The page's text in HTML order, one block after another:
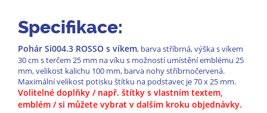
Specifikace:
Pohár Si004.3 ROSSO s víkem, barva stříbrná, výška s víkem
30 cm s terčem 25 mm na víku s možností umístění emblému 25
mm, velikost kalichu 100 mm, barva nohy stříbrnočervená.
Maximální velikost potisku štítku na podstavec je 70 x 25 mm.
Volitelné doplňky / např. štítky s vlastním textem,
emblém / si můžete vybrat v dalším kroku objednávky.